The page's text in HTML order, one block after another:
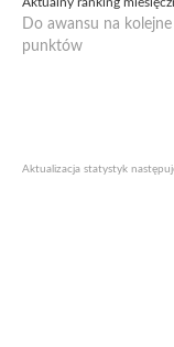
Do awansu na
punktów
Aktualizacja statystyk